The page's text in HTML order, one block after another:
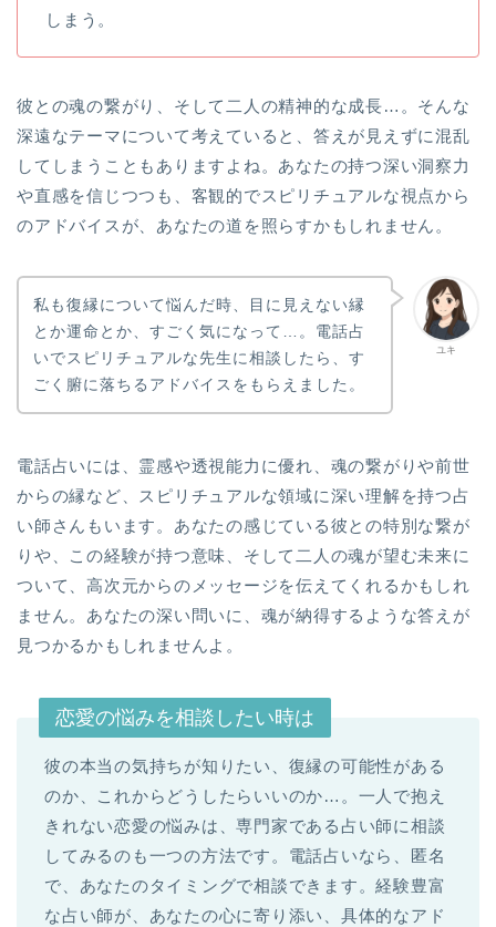
しまう。
彼との魂の繋がり、そして二人の精神的な成長…。そんな
深遠なテーマについて考えていると、答えが見えずに混乱
してしまうこともありますよね。あなたの持つ深い洞察力
や直感を信じつつも、客観的でスピリチュアルな視点から
のアドバイスが、あなたの道を照らすかもしれません。
ユキ
私も復縁について悩んだ時、目に見えない縁
とか運命とか、すごく気になって…。電話占
いでスピリチュアルな先生に相談したら、す
ごく腑に落ちるアドバイスをもらえました。
電話占いには、霊感や透視能力に優れ、魂の繋がりや前世
からの縁など、スピリチュアルな領域に深い理解を持つ占
い師さんもいます。あなたの感じている彼との特別な繋が
りや、この経験が持つ意味、そして二人の魂が望む未来に
ついて、高次元からのメッセージを伝えてくれるかもしれ
ません。あなたの深い問いに、魂が納得するような答えが
見つかるかもしれませんよ。
恋愛の悩みを相談したい時は
彼の本当の気持ちが知りたい、復縁の可能性がある
のか、これからどうしたらいいのか…。一人で抱え
きれない恋愛の悩みは、専門家である占い師に相談
してみるのも一つの方法です。電話占いなら、匿名
で、あなたのタイミングで相談できます。経験豊富
な占い師が、あなたの心に寄り添い、具体的なアド